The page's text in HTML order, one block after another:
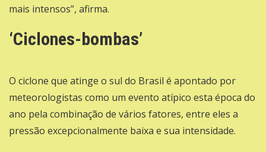
mais intensos”, afirma.
‘Ciclones-bombas’
O ciclone que atinge o sul do Brasil é apontado por
meteorologistas como um evento atípico esta época do
ano pela combinação de vários fatores, entre eles a
pressão excepcionalmente baixa e sua intensidade.